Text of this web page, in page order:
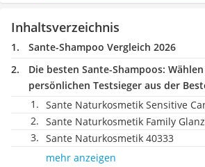
Inhaltsverzeichnis
Sante-Shampoo Vergleich 2026
Die besten Sante-Shampoos:
persönlichen Testsieger aus der
Sante Naturkosmetik Sensitive
Sante Naturkosmetik Family
Sante Naturkosmetik 40333
mehr anzeigen